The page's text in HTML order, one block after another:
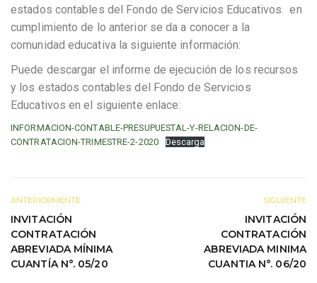
estados contables del Fondo de Servicios Educativos. en
cumplimiento de lo anterior se da a conocer a la
comunidad educativa la siguiente información:
Puede descargar el informe de ejecución de los recursos
y los estados contables del Fondo de Servicios
Educativos en el siguiente enlace:
INFORMACION-CONTABLE-PRESUPUESTAL-Y-RELACION-DE-
CONTRATACION-TRIMESTRE-2-2020
Descarga
ANTERIORMENTE
INVITACIÓN
CONTRATACIÓN
ABREVIADA MÍNIMA
CUANTÍA N°. 05/20
SIGUIENTE
INVITACIÓN
CONTRATACIÓN
ABREVIADA MINIMA
CUANTIA N°. 06/20